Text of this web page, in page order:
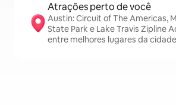
Atrações perto de você
Austin: Circuit of The Americas,
State Park e Lake Travis Zipline
entre melhores lugares da cidade